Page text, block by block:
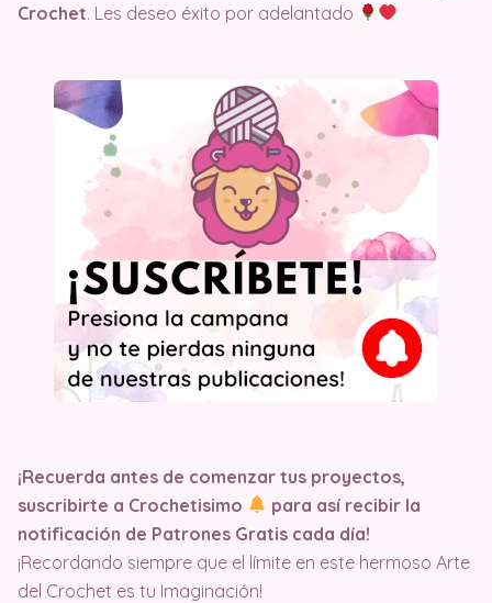
Crochet. Les deseo éxito por adelantado
¡Recuerda antes de comenzar tus proyectos,
suscribirte a Crochetisimo
para así recibir la
notificación de Patrones Gratis cada día!
¡Recordando siempre que el límite en este hermoso Arte
del Crochet es tu Imaginación!